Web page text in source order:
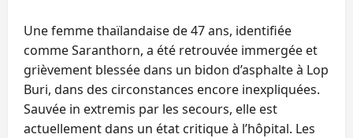
Une femme thaïlandaise de 47 ans, identifiée
comme Saranthorn, a été retrouvée immergée et
grièvement blessée dans un bidon d’asphalte à Lop
Buri, dans des circonstances encore inexpliquées.
Sauvée in extremis par les secours, elle est
actuellement dans un état critique à l’hôpital. Les